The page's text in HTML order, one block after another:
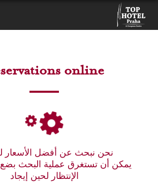
online
نحن نبحث عن أفضل الأسعار
يمكن أن تستغرق عملية البحث بضع
الإنتظار لحين إيجاد